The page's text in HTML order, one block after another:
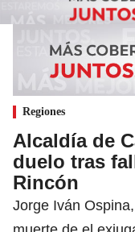
Regiones
Alcaldía de
duelo tras
Rincón
Jorge Iván